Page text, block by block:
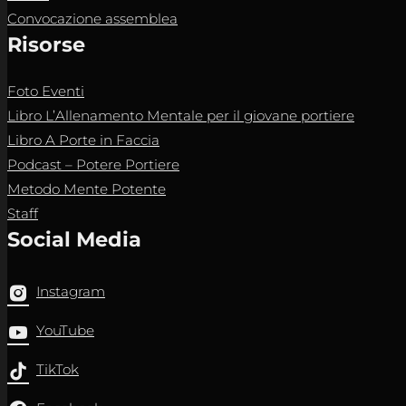
Convocazione assemblea
Risorse
Foto Eventi
Libro L’Allenamento Mentale per il giovane portiere
Libro A Porte in Faccia
Podcast – Potere Portiere
Metodo Mente Potente
Staff
Social Media
Instagram
YouTube
TikTok